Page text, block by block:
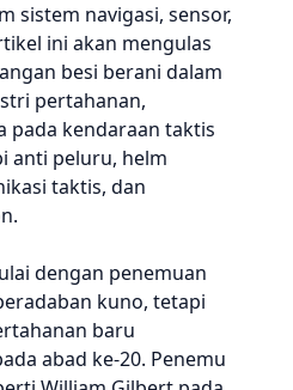
sistem navigasi, sensor,
ini akan mengulas
besi berani dalam
pertahanan,
pada kendaraan taktis
anti peluru, helm
taktis, dan
dengan penemuan
kuno, tetapi
baru
abad ke-20. Penemu